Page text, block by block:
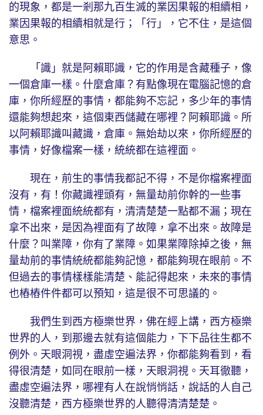
的現象，都是一剎那九百生滅的業因果報的相續相，
業因果報的相續相就是行；「行」，它不住，是這個
意思。
「識」就是阿賴耶識，它的作用是含藏種子，像
一個倉庫一樣。什麼倉庫？有點像現在電腦記憶的倉
庫，你所經歷的事情，都能夠不忘記，多少年的事情
還能夠想起來，這個東西儲藏在哪裡？阿賴耶識。所
以阿賴耶識叫藏識，倉庫。無始劫以來，你所經歷的
事情，好像檔案一樣，統統都在這裡面。
現在，前生的事情我都記不得，不是你檔案裡面
沒有，有！你藏識裡頭有，無量劫前你幹的一些事
情，檔案裡面統統都有，清清楚楚一點都不漏；現在
拿不出來，是因為裡面有了故障，拿不出來。故障是
什麼？叫業障，你有了業障。如果業障除掉之後，無
量劫前的事情統統都能夠記憶，都能夠現在眼前。不
但過去的事情樣樣能清楚、能記得起來，未來的事情
也樁樁件件都可以預知，這是很不可思議的。
我們生到西方極樂世界，佛在經上講，西方極樂
世界的人，到那邊去就有這個能力，下下品往生都不
例外。天眼洞視，盡虛空遍法界，你都能夠看到，看
得很清楚，如同在眼前一樣，天眼洞視。天耳徹聽，
盡虛空遍法界，哪裡有人在說悄悄話，說話的人自己
沒聽清楚，西方極樂世界的人聽得清清楚楚。